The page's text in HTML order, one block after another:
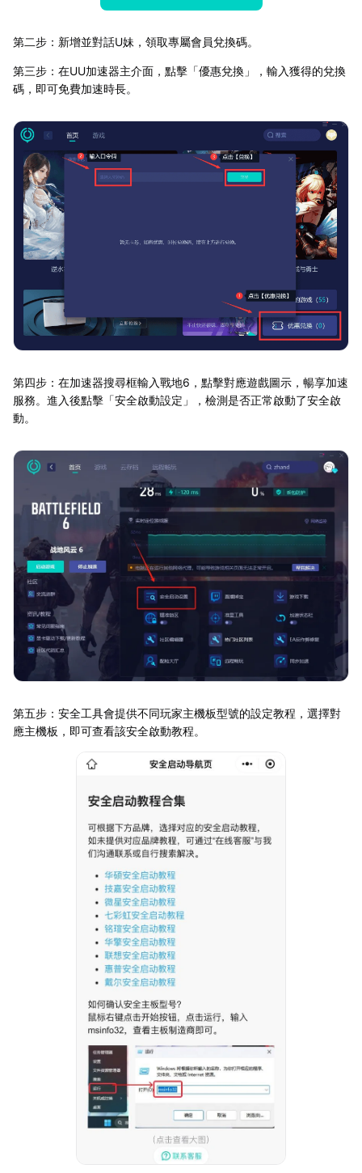
第二步：新增並對話U妹，領取專屬會員兌換碼。
第三步：在UU加速器主介面，點擊「優惠兌換」，輸入獲得的兌換
碼，即可免費加速時長。
第四步：在加速器搜尋框輸入戰地6，點擊對應遊戲圖示，暢享加速
服務。進入後點擊「安全啟動設定」，檢測是否正常啟動了安全啟
動。
第五步：安全工具會提供不同玩家主機板型號的設定教程，選擇對
應主機板，即可查看該安全啟動教程。